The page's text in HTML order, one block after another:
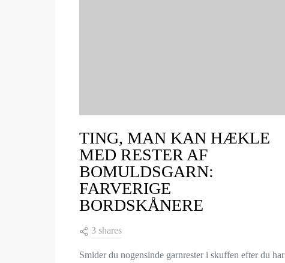
TING, MAN KAN HÆKLE
MED RESTER AF
BOMULDSGARN:
FARVERIGE
BORDSKÅNERE
3 shares
Smider du nogensinde garnrester i skuffen efter du har